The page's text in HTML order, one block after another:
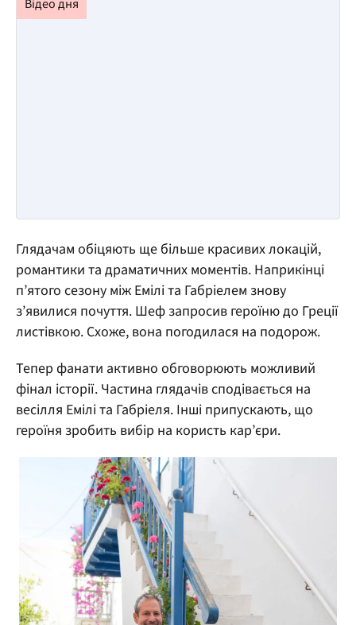
Глядачам обіцяють ще більше красивих локацій,
романтики та драматичних моментів. Наприкінці
п’ятого сезону між Емілі та Габріелем знову
з’явилися почуття. Шеф запросив героїню до Греції
листівкою. Схоже, вона погодилася на подорож.
Тепер фанати активно обговорюють можливий
фінал історії. Частина глядачів сподівається на
весілля Емілі та Габріеля. Інші припускають, що
героїня зробить вибір на користь кар’єри.